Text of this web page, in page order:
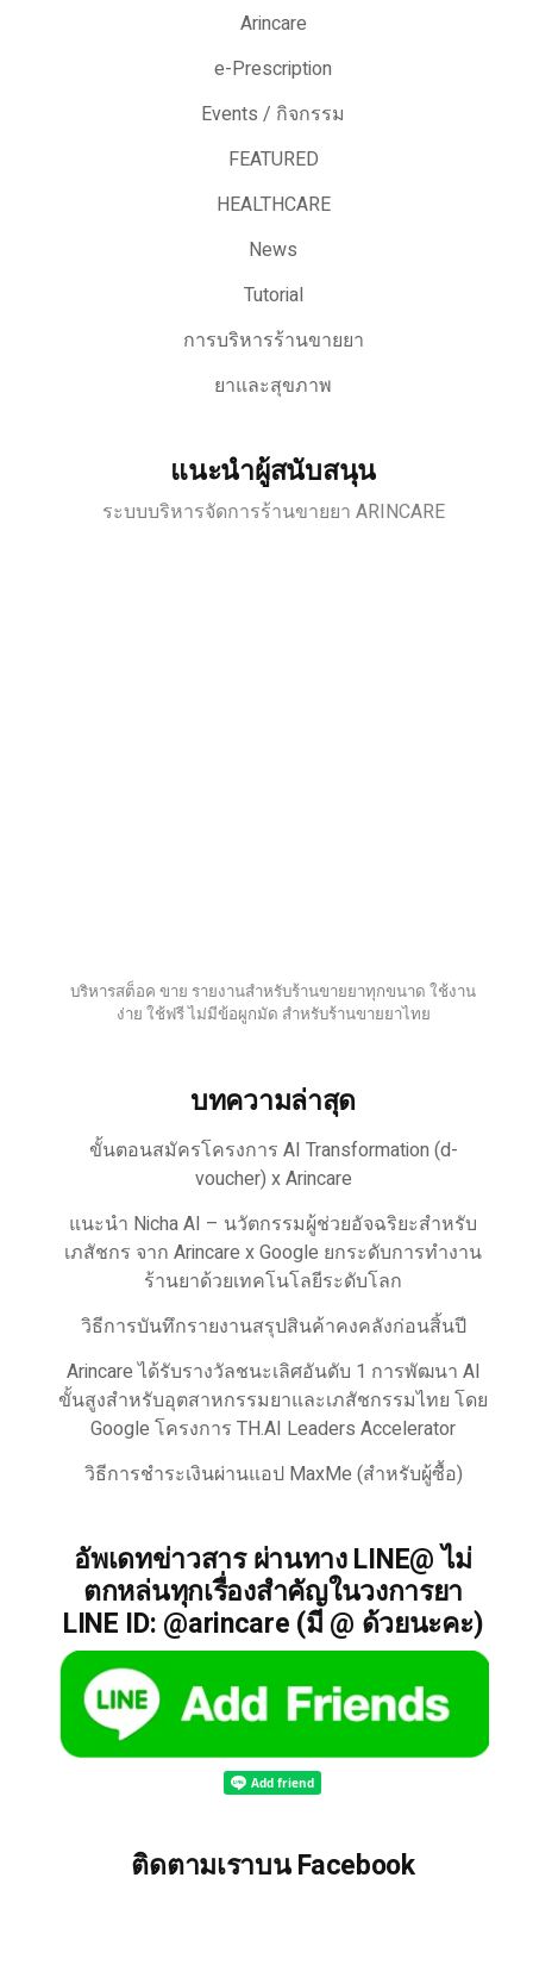
Arincare
e-Prescription
Events / กิจกรรม
FEATURED
HEALTHCARE
News
Tutorial
การบริหารร้านขายยา
ยาและสุขภาพ
แนะนำผู้สนับสนุน
ระบบบริหารจัดการร้านขายยา ARINCARE
บริหารสต็อค ขาย รายงานสำหรับร้านขายยาทุกขนาด ใช้งาน
ง่าย ใช้ฟรี ไม่มีข้อผูกมัด สำหรับร้านขายยาไทย
บทความล่าสุด
ขั้นตอนสมัครโครงการ AI Transformation (d-
voucher) x Arincare
แนะนำ Nicha AI – นวัตกรรมผู้ช่วยอัจฉริยะสำหรับ
เภสัชกร จาก Arincare x Google ยกระดับการทำงาน
ร้านยาด้วยเทคโนโลยีระดับโลก
วิธีการบันทึกรายงานสรุปสินค้าคงคลังก่อนสิ้นปี
Arincare ได้รับรางวัลชนะเลิศอันดับ 1 การพัฒนา AI
ขั้นสูงสำหรับอุตสาหกรรมยาและเภสัชกรรมไทย โดย
Google โครงการ TH.AI Leaders Accelerator
วิธีการชำระเงินผ่านแอป MaxMe (สำหรับผู้ซื้อ)
อัพเดทข่าวสาร ผ่านทาง LINE@ ไม่
ตกหล่นทุกเรื่องสำคัญในวงการยา
LINE ID: @arincare (มี @ ด้วยนะคะ)
ติดตามเราบน Facebook